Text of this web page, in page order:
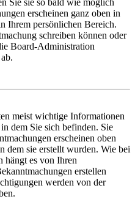
erscheinen ganz oben in
Ihrem persönlichen Bereich.
schreiben können oder
Board-Administration
meist wichtige Informationen
dem Sie sich befinden. Sie
erscheinen oben
dem sie erstellt wurden. Wie bei
hängt es von Ihren
erstellen
werden von der